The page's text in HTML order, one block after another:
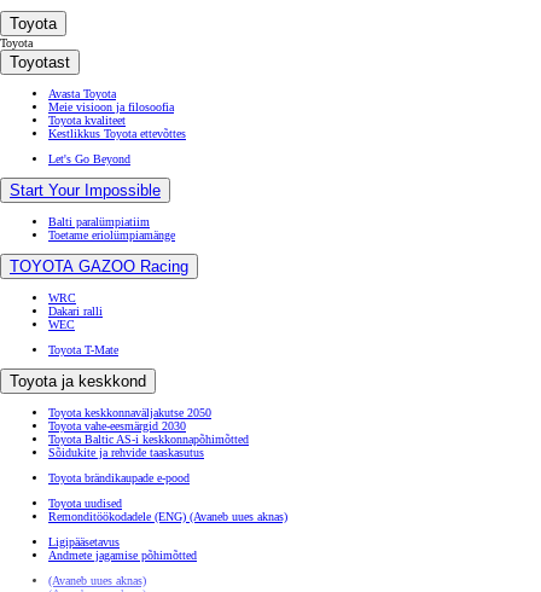
Toyota
Toyota
Toyotast
Avasta Toyota
Meie visioon ja filosoofia
Toyota kvaliteet
Kestlikkus Toyota ettevõttes
Let's Go Beyond
Start Your Impossible
Balti paralümpiatiim
Toetame eriolümpiamänge
TOYOTA GAZOO Racing
WRC
Dakari ralli
WEC
Toyota T-Mate
Toyota ja keskkond
Toyota keskkonnaväljakutse 2050
Toyota vahe-eesmärgid 2030
Toyota Baltic AS-i keskkonnapõhimõtted
Sõidukite ja rehvide taaskasutus
Toyota brändikaupade e-pood
Toyota uudised
Remonditöökodadele (ENG) (Avaneb uues aknas)
Ligipääsetavus
Andmete jagamise põhimõtted
(Avaneb uues aknas)